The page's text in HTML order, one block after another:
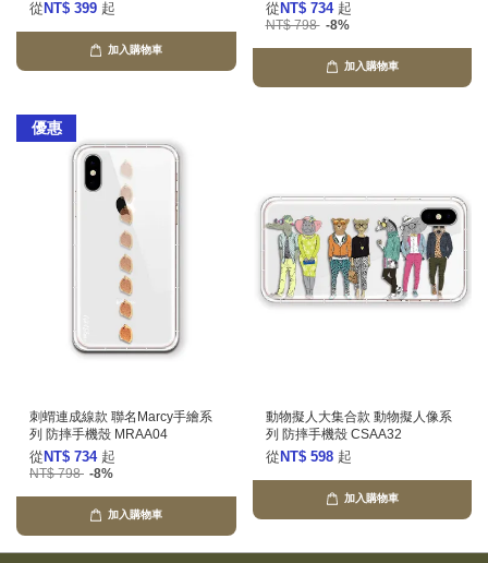
從 NT$ 399 起
加入購物車
從 NT$ 734 起
NT$ 798 -8%
加入購物車
優惠
刺蝟連成線款 聯名Marcy手繪系
列 防摔手機殼 MRAA04
從 NT$ 734 起
NT$ 798 -8%
加入購物車
動物擬人大集合款 動物擬人像系
列 防摔手機殼 CSAA32
從 NT$ 598 起
加入購物車